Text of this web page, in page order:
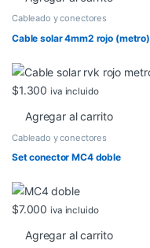
Cableado y conectores
Cable solar 4mm2 rojo (metro)
$1.300 iva incluido
Agregar al carrito
Cableado y conectores
Set conector MC4 doble
$7.000 iva incluido
Agregar al carrito